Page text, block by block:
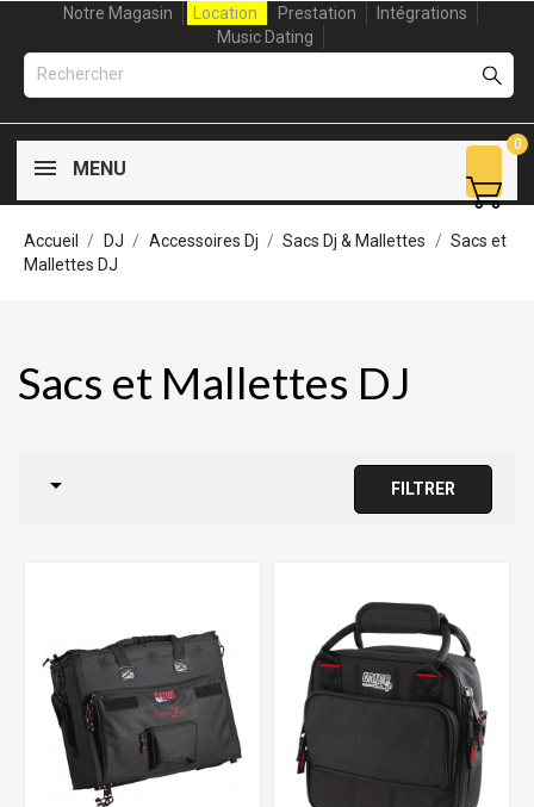
Notre Magasin Location Prestation
Intégrations
Music Dating
MENU
0
Accueil DJ Accessoires Dj Sacs Dj & Mallettes
Sacs et
Mallettes DJ
Sacs et Mallettes DJ
 FILTRER